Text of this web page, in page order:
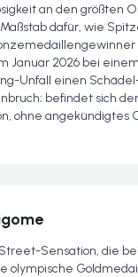
an den größten
dafür, wie
Januar 2026 bei einem
Unfall einen
befindet sich
ohne angekündigtes
Sensation, die
olympische